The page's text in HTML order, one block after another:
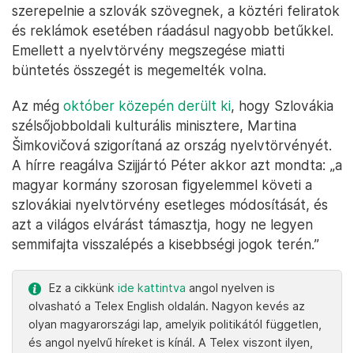
szerepelnie a szlovák szövegnek, a köztéri feliratok
és reklámok esetében ráadásul nagyobb betűkkel.
Emellett a nyelvtörvény megszegése miatti
büntetés összegét is megemelték volna.
Az még október közepén derült ki, hogy Szlovákia
szélsőjobboldali kulturális minisztere, Martina
Šimkovičová szigorítaná az ország nyelvtörvényét.
A hírre reagálva Szijjártó Péter akkor azt mondta: „a
magyar kormány szorosan figyelemmel követi a
szlovákiai nyelvtörvény esetleges módosítását, és
azt a világos elvárást támasztja, hogy ne legyen
semmifajta visszalépés a kisebbségi jogok terén.”
Ez a cikkünk ide kattintva angol nyelven is
olvasható a Telex English oldalán. Nagyon kevés az
olyan magyarországi lap, amelyik politikától független,
és angol nyelvű híreket is kínál. A Telex viszont ilyen,